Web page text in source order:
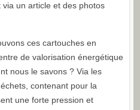
via un article et des photos
ces cartouches en
de valorisation énergétique
nous le savons ? Via les
contenant pour la
une forte pression et